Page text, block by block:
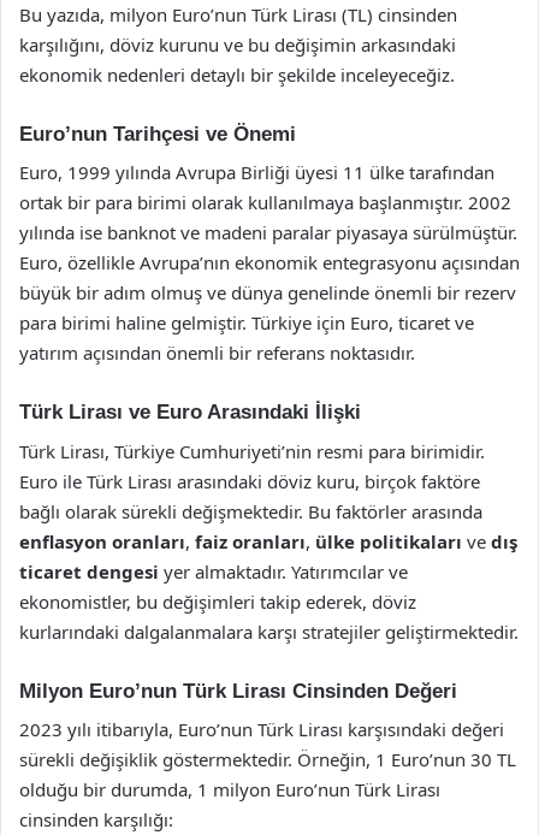
Bu yazıda, milyon Euro’nun Türk Lirası (TL) cinsinden
karşılığını, döviz kurunu ve bu değişimin arkasındaki
ekonomik nedenleri detaylı bir şekilde inceleyeceğiz.
Euro’nun Tarihçesi ve Önemi
Euro, 1999 yılında Avrupa Birliği üyesi 11 ülke tarafından
ortak bir para birimi olarak kullanılmaya başlanmıştır. 2002
yılında ise banknot ve madeni paralar piyasaya sürülmüştür.
Euro, özellikle Avrupa’nın ekonomik entegrasyonu açısından
büyük bir adım olmuş ve dünya genelinde önemli bir rezerv
para birimi haline gelmiştir. Türkiye için Euro, ticaret ve
yatırım açısından önemli bir referans noktasıdır.
Türk Lirası ve Euro Arasındaki İlişki
Türk Lirası, Türkiye Cumhuriyeti’nin resmi para birimidir.
Euro ile Türk Lirası arasındaki döviz kuru, birçok faktöre
bağlı olarak sürekli değişmektedir. Bu faktörler arasında
enflasyon oranları, faiz oranları, ülke politikaları ve dış
ticaret dengesi yer almaktadır. Yatırımcılar ve
ekonomistler, bu değişimleri takip ederek, döviz
kurlarındaki dalgalanmalara karşı stratejiler geliştirmektedir.
Milyon Euro’nun Türk Lirası Cinsinden Değeri
2023 yılı itibarıyla, Euro’nun Türk Lirası karşısındaki değeri
sürekli değişiklik göstermektedir. Örneğin, 1 Euro’nun 30 TL
olduğu bir durumda, 1 milyon Euro’nun Türk Lirası
cinsinden karşılığı: